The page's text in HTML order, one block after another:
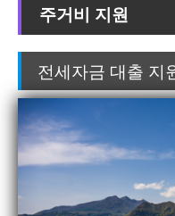
주거비 지원
전세자금 대출 지